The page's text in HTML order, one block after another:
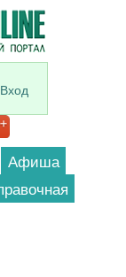
Вход
Афиша